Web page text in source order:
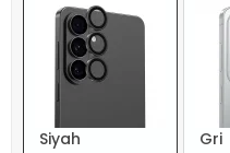
Siyah Gri